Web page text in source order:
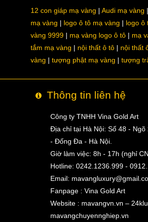
12 con giáp mạ vàng Audi mạ vàng
mạ vàng
logo ô tô mạ vàng logo ô
vàng 9999
mạ vàng logo ô tô mạ
tắm mạ vàng
nội thất ô tô nội thất
vàng
tượng phật mạ vàng tượng
Thông tin liên hệ
Công ty TNHH Vina Gold Art
Địa chỉ tại Hà Nội: Số 48 - Ngõ
- Đống Đa - Hà Nội.
Giờ làm việc: 8h - 17h (nghỉ
Hotline: 0242.1236.999 -
Email:
Fanpage : Vina Gold Art
Website : mavangvn.vn –
mavangchuyennghiep.vn